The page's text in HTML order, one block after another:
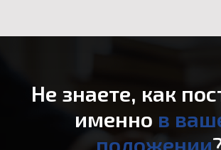
Не знаете, как
именно в
положении